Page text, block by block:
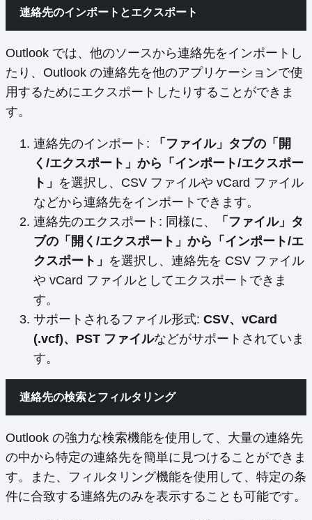
連絡先のインポートとエクスポート
Outlook では、他のソースから連絡先をインポートし
たり、Outlook の連絡先を他のアプリケーションで使
用するためにエクスポートしたりすることができま
す。
連絡先のインポート:
「ファイル」タブの「開
く/エクスポート」から「インポート/エクスポー
ト」 を選択し、CSV ファイルや vCard ファイル
などから連絡先をインポートできます。
連絡先のエクスポート: 同様に、
「ファイル」タ
ブの「開く/エクスポート」から「インポート/エ
クスポート」 を選択し、連絡先を CSV ファイル
や vCard ファイルとしてエクスポートできま
す。
サポートされるファイル形式: CSV、vCard
(.vcf)、PST ファイルなどがサポートされていま
す。
連絡先の検索とフィルタリング
Outlook の強力な検索機能を使用して、大量の連絡先
の中から特定の連絡先を簡単に見つけることができま
す。また、フィルタリング機能を使用して、特定の条
件に合致する連絡先のみを表示することも可能です。